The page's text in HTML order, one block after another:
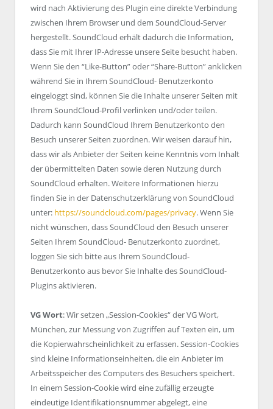
wird nach Aktivierung des Plugin eine direkte Verbindung
zwischen Ihrem Browser und dem SoundCloud-Server
hergestellt. SoundCloud erhält dadurch die Information,
dass Sie mit Ihrer IP-Adresse unsere Seite besucht haben.
Wenn Sie den “Like-Button” oder “Share-Button” anklicken
während Sie in Ihrem SoundCloud- Benutzerkonto
eingeloggt sind, können Sie die Inhalte unserer Seiten mit
Ihrem SoundCloud-Profil verlinken und/oder teilen.
Dadurch kann SoundCloud Ihrem Benutzerkonto den
Besuch unserer Seiten zuordnen. Wir weisen darauf hin,
dass wir als Anbieter der Seiten keine Kenntnis vom Inhalt
der übermittelten Daten sowie deren Nutzung durch
SoundCloud erhalten. Weitere Informationen hierzu
finden Sie in der Datenschutzerklärung von SoundCloud
unter: https://soundcloud.com/pages/privacy. Wenn Sie
nicht wünschen, dass SoundCloud den Besuch unserer
Seiten Ihrem SoundCloud- Benutzerkonto zuordnet,
loggen Sie sich bitte aus Ihrem SoundCloud-
Benutzerkonto aus bevor Sie Inhalte des SoundCloud-
Plugins aktivieren.
VG Wort: Wir setzen „Session-Cookies“ der VG Wort,
München, zur Messung von Zugriffen auf Texten ein, um
die Kopierwahrscheinlichkeit zu erfassen. Session-Cookies
sind kleine Informationseinheiten, die ein Anbieter im
Arbeitsspeicher des Computers des Besuchers speichert.
In einem Session-Cookie wird eine zufällig erzeugte
eindeutige Identifikationsnummer abgelegt, eine